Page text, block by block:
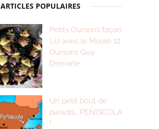
ARTICLES POPULAIRES
Petits Oursons façon
LU avec le Moule 12
Oursons Guy
Demarle
Un petit bout de
paradis… PEÑISCOLA
!